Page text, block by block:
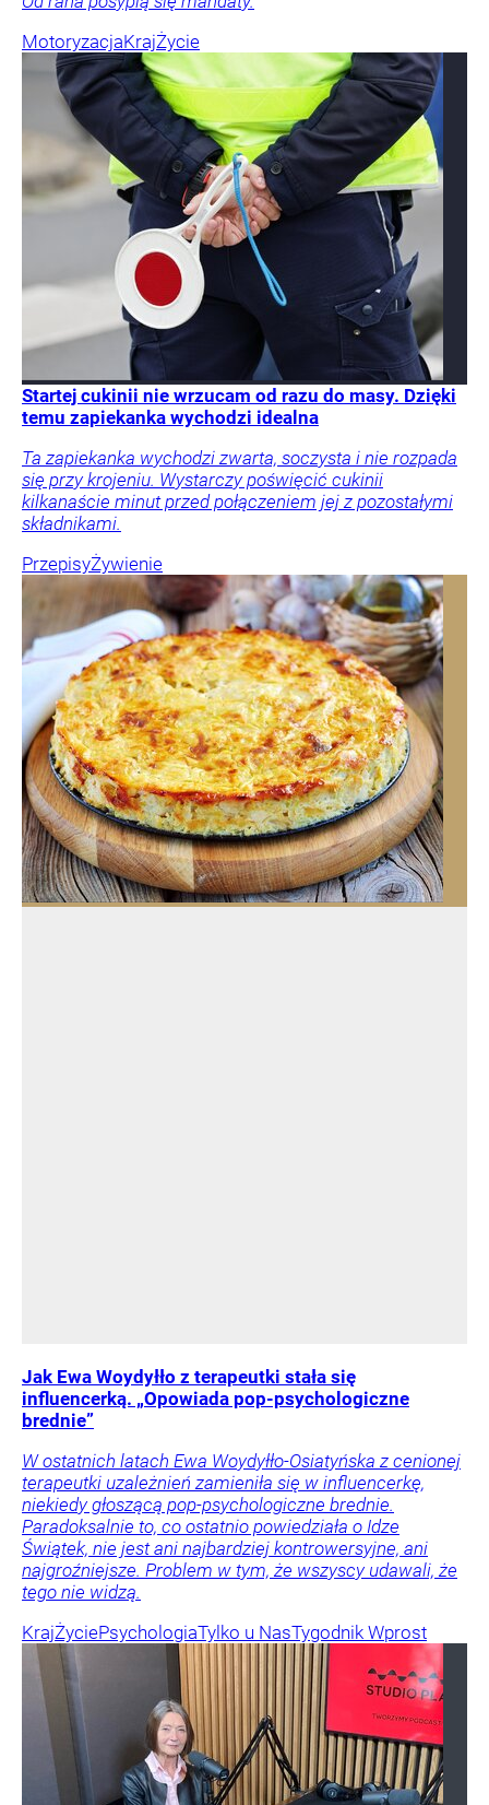
MotoryzacjaKrajŻycie
Startej cukinii nie wrzucam od razu do masy. Dzięki
temu zapiekanka wychodzi idealna
Ta zapiekanka wychodzi zwarta, soczysta i nie rozpada
się przy krojeniu. Wystarczy poświęcić cukinii
kilkanaście minut przed połączeniem jej z pozostałymi
składnikami.
PrzepisyŻywienie
Jak Ewa Woydyłło z terapeutki stała się
influencerką. „Opowiada pop-psychologiczne
brednie”
W ostatnich latach Ewa Woydyłło-Osiatyńska z cenionej
terapeutki uzależnień zamieniła się w influencerkę,
niekiedy głoszącą pop-psychologiczne brednie.
Paradoksalnie to, co ostatnio powiedziała o Idze
Świątek, nie jest ani najbardziej kontrowersyjne, ani
najgroźniejsze. Problem w tym, że wszyscy udawali, że
tego nie widzą.
KrajŻyciePsychologiaTylko u NasTygodnik Wprost